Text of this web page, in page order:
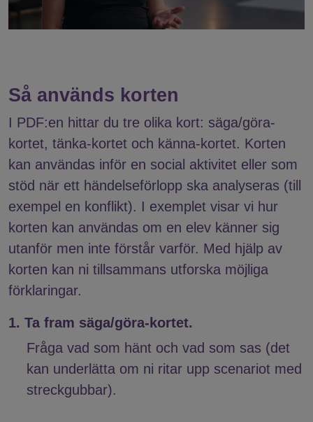
Så används korten
I PDF:en hittar du tre olika kort: säga/göra-
kortet, tänka-kortet och känna-kortet. Korten
kan användas inför en social aktivitet eller som
stöd när ett händelseförlopp ska analyseras (till
exempel en konflikt). I exemplet visar vi hur
korten kan användas om en elev känner sig
utanför men inte förstår varför. Med hjälp av
korten kan ni tillsammans utforska möjliga
förklaringar.
1. Ta fram säga/göra-kortet.
Fråga vad som hänt och vad som sas (det
kan underlätta om ni ritar upp scenariot med
streckgubbar).